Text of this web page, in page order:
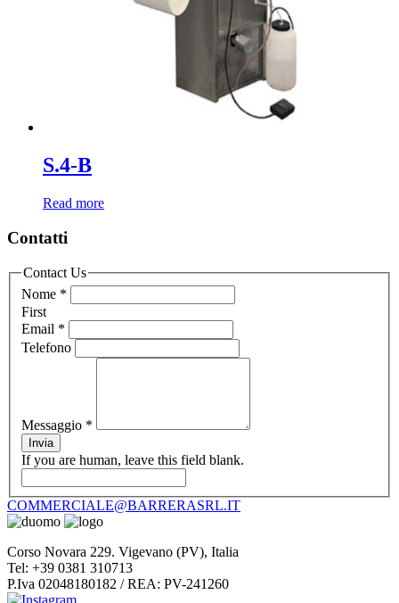
S.4-B
Read more
Contatti
Contact Us
Nome *
First
Email *
Telefono
Messaggio *
Invia
If you are human, leave this field blank.
COMMERCIALE@BARRERASRL.IT
Corso Novara 229. Vigevano (PV), Italia
Tel: +39 0381 310713
P.Iva 02048180182 / REA: PV-241260